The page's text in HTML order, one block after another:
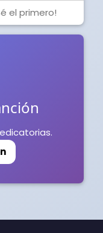
el primero!